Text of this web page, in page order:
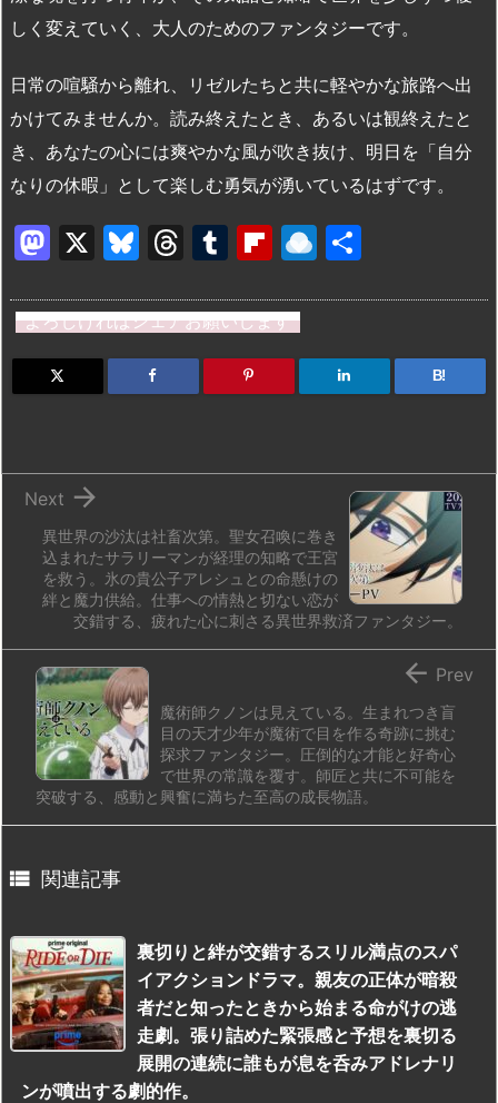
しく変えていく、大人のためのファンタジーです。
日常の喧騒から離れ、リゼルたちと共に軽やかな旅路へ出
かけてみませんか。読み終えたとき、あるいは観終えたと
き、あなたの心には爽やかな風が吹き抜け、明日を「自分
なりの休暇」として楽しむ勇気が湧いているはずです。
M
st
o
d
X
Bl
e
s
k
T
e
a
d
T
m
bl
r
Fl
b
o
ar
R
n
dr
o
よろしければシェアお願いします
B!
異世界の沙汰は社畜次第。聖女召喚に巻き
込まれたサラリーマンが経理の知略で王宮
を救う。氷の貴公子アレシュとの命懸けの
絆と魔力供給。仕事への情熱と切ない恋が
交錯する、疲れた心に刺さる異世界救済ファンタジー。

Next
魔術師クノンは見えている。生まれつき盲
目の天才少年が魔術で目を作る奇跡に挑む
探求ファンタジー。圧倒的な才能と好奇心
で世界の常識を覆す。師匠と共に不可能を
突破する、感動と興奮に満ちた至高の成長物語。
 Prev
 関連記事
裏切りと絆が交錯するスリル満点のスパ
イアクションドラマ。親友の正体が暗殺
者だと知ったときから始まる命がけの逃
走劇。張り詰めた緊張感と予想を裏切る
展開の連続に誰もが息を呑みアドレナリ
ンが噴出する劇的作。